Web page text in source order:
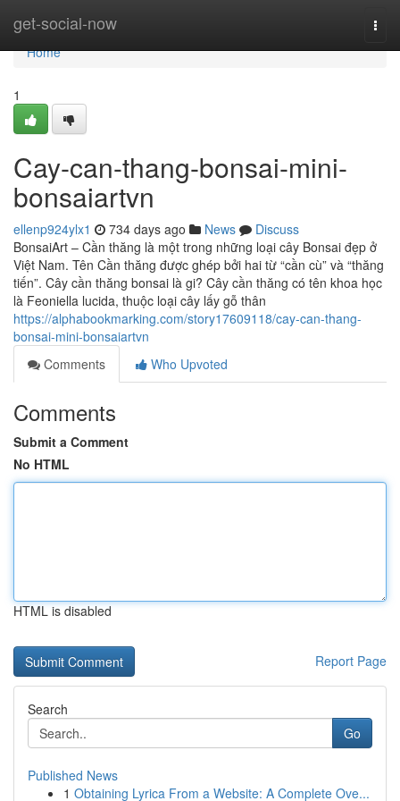
get-social-now
Home
Home
1
Cay-can-thang-bonsai-mini-
bonsaiartvn
ellenp924ylx1 734 days ago News
Discuss
BonsaiArt – Cần thăng là một trong những loại cây Bonsai đẹp ở
Việt Nam. Tên Cần thăng được ghép bởi hai từ “cần cù” và “thăng
tiến”. Cây cần thăng bonsai là gi? Cây cần thăng có tên khoa học
là Feoniella lucida, thuộc loại cây lấy gỗ thân
https://alphabookmarking.com/story17609118/cay-can-thang-
bonsai-mini-bonsaiartvn
Comments
Who Upvoted
Comments
Submit a Comment
No HTML
HTML is disabled
Report Page
Search
Go
Published News
1 Obtaining Lyrica From a Website: A Complete Ove...